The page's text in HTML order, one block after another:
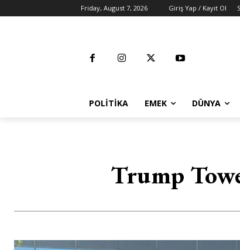
Friday, August 7, 2026 Giriş Yap / Kayıt Ol
POLITIKA EMEK DÜNYA
Trump